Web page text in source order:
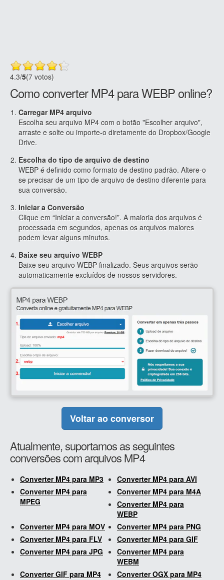
4.3/5(7 votos)
Como converter MP4 para WEBP online?
Carregar MP4 arquivo
Escolha seu arquivo MP4 com o botão "Escolher arquivo",
arraste e solte ou importe-o diretamente do Dropbox/Google
Drive.
Escolha do tipo de arquivo de destino
WEBP é definido como formato de destino padrão. Altere-o
se precisar de um tipo de arquivo de destino diferente para
sua conversão.
Iniciar a Conversão
Clique em “Iniciar a conversão!”. A maioria dos arquivos é
processada em segundos, apenas os arquivos maiores
podem levar alguns minutos.
Baixe seu arquivo WEBP
Baixe seu arquivo WEBP finalizado. Seus arquivos serão
automaticamente excluídos de nossos servidores.
Voltar ao conversor
Atualmente, suportamos as seguintes
conversões com arquivos MP4
Converter MP4 para MP3
Converter MP4 para AVI
Converter MP4 para
MPEG
Converter MP4 para M4A
Converter MP4 para
WEBP
Converter MP4 para MOV
Converter MP4 para PNG
Converter MP4 para FLV
Converter MP4 para GIF
Converter MP4 para JPG
Converter MP4 para
WEBM
Converter GIF para MP4
Converter OGX para MP4